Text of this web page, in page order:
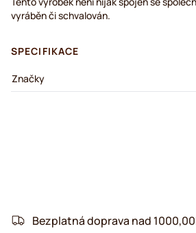
vyráběn či schvalován.
SPECIFIKACE
Značky
Bezplatná doprava nad